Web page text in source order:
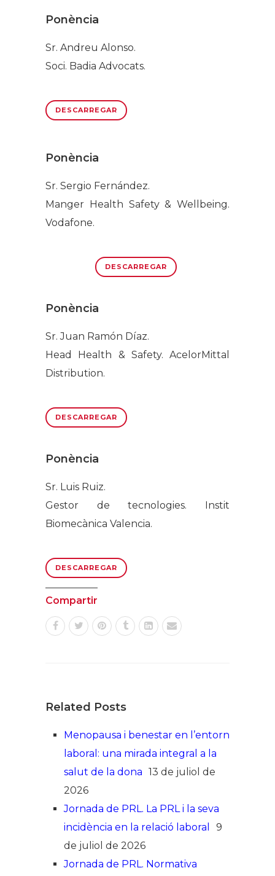
Ponència
Sr. Andreu Alonso.
Soci. Badia Advocats.
DESCARREGAR
Ponència
Sr. Sergio Fernández.
Manger Health Safety & Wellbeing.
Vodafone.
DESCARREGAR
Ponència
Sr. Juan Ramón Díaz.
Head Health & Safety. AcelorMittal
Distribution.
DESCARREGAR
Ponència
Sr. Luis Ruiz.
Gestor de tecnologies. Instit
Biomecànica Valencia.
DESCARREGAR
Compartir
Related Posts
Menopausa i benestar en l’entorn
laboral: una mirada integral a la
salut de la dona 13 de juliol de
2026
Jornada de PRL. La PRL i la seva
incidència en la relació laboral
9
de juliol de 2026
Jornada de PRL. Normativa